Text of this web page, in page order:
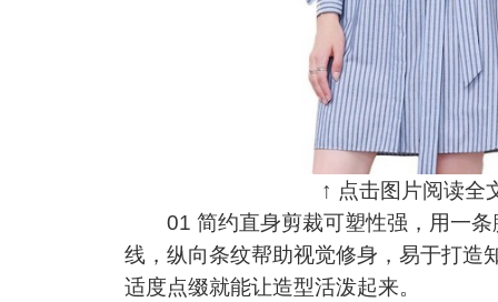
↑ 点击图片阅读全
01 简约直身剪裁可塑性强，用一条
线，纵向条纹帮助视觉修身，易于打造
适度点缀就能让造型活泼起来。